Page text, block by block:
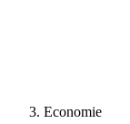
Economie